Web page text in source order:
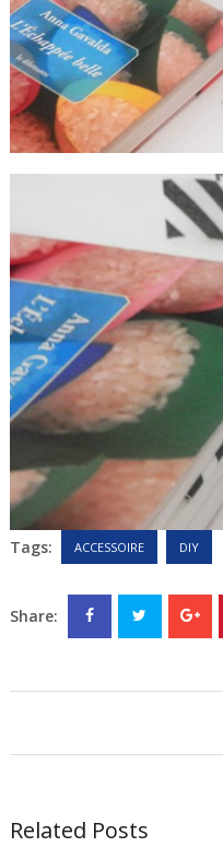
Tags: ACCESSOIRE DIY
Share:
Related Posts